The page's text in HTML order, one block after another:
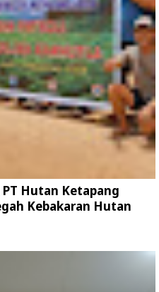
Hutan Ketapang
Kebakaran Hutan